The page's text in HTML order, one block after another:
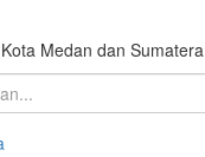
Medan dan Sumatera